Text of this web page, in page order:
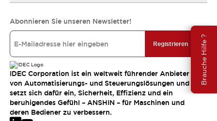
Brauche Hilfe ?
Abonnieren Sie unseren Newsletter!
Registrieren
IDEC Corporation ist ein weltweit führender Anbieter
von Automatisierungs- und Steuerungslösungen und
setzt sich dafür ein, Sicherheit, Effizienz und ein
beruhigendes Gefühl – ANSHIN – für Maschinen und
deren Bediener zu verbessern.